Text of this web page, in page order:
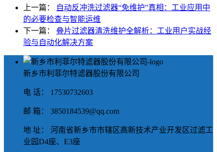
上一篇：
自动反冲洗过滤器“免维护”真相：工业应用中
的必要检查与智能运维
下一篇： 叠片过滤器清洗维护全解析：工业用户实战经
验与自动化解决方案
新乡市利菲尔特滤器股份有限公司
电 话： 17530732603
邮 箱： 3850184539@qq.com
地 址： 河南省新乡市市辖区高新技术产业开发区过滤工
业园D4座、E3座